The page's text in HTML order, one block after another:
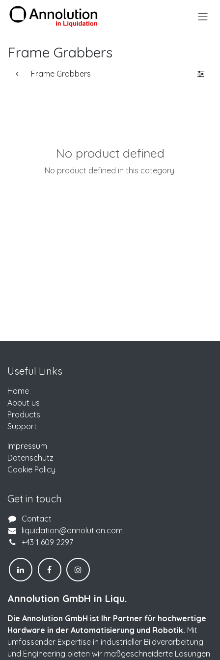
Skip to Content
Frame Grabbers
Frame Grabbers
No product defined
No product defined in this category.
Useful Links
Home
About us
Products
Support
Impressum
Datenschutz
Cookie Policy
Get in touch
Contact
liquidation@annolution.com
+43 1 609 2297
Annolution GmbH in Liqu.
Die Annolution GmbH ist Ihr Partner für hochwertige
Hardware in der Automatisierung und Robotik. Mit
umfassender Expertise in industrieller Bildverarbeitung
und Engineering bieten wir maßgeschneiderte Lösungen